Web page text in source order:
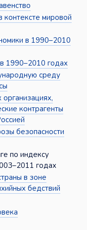
контексте мировой
в 1990–2010
1990–2010 годах
среду
контрагенты
безопасности
по индексу
годах
в зоне
бедствий